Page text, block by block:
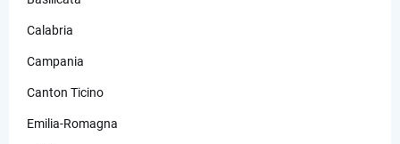
Calabria
Campania
Canton Ticino
Emilia-Romagna